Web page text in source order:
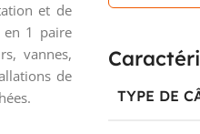
et de
en 1 paire
vannes,
de
TYPE DE